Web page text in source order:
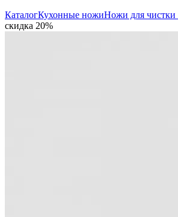
КаталогКухонные ножиНожи для чистки
скидка 20%